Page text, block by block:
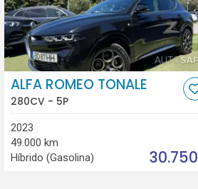
ALFA ROMEO TONALE
280CV - 5P
2023
49.000 km
Híbrido (Gasolina)
30.750